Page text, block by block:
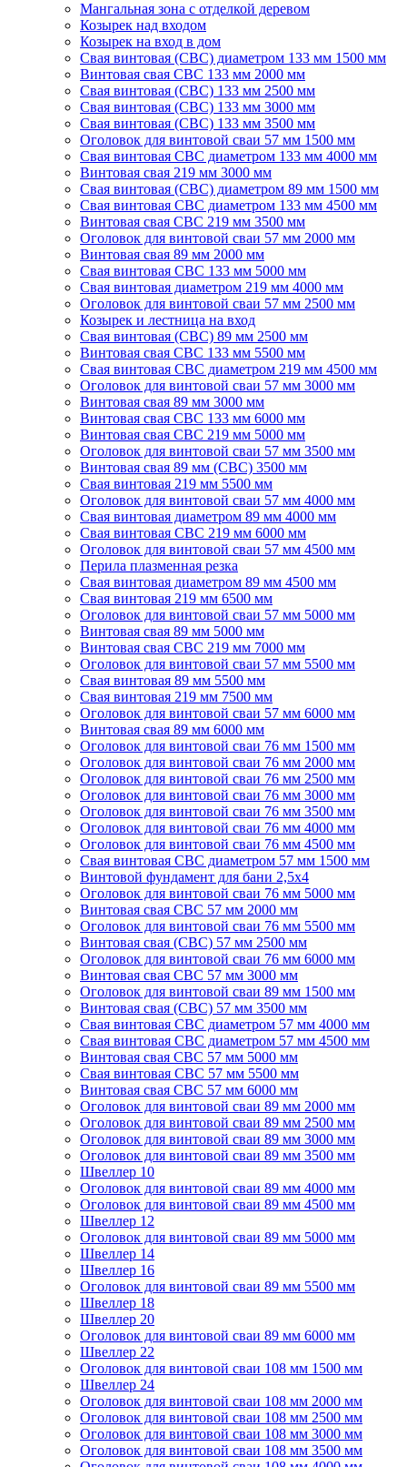
Мангальная зона с отделкой деревом
Козырек над входом
Козырек на вход в дом
Свая винтовая (СВС) диаметром 133 мм 1500 мм
Винтовая свая СВС 133 мм 2000 мм
Свая винтовая (СВС) 133 мм 2500 мм
Свая винтовая (СВС) 133 мм 3000 мм
Свая винтовая (СВС) 133 мм 3500 мм
Оголовок для винтовой сваи 57 мм 1500 мм
Свая винтовая СВС диаметром 133 мм 4000 мм
Винтовая свая 219 мм 3000 мм
Свая винтовая (СВС) диаметром 89 мм 1500 мм
Свая винтовая СВС диаметром 133 мм 4500 мм
Винтовая свая СВС 219 мм 3500 мм
Оголовок для винтовой сваи 57 мм 2000 мм
Винтовая свая 89 мм 2000 мм
Свая винтовая СВС 133 мм 5000 мм
Свая винтовая диаметром 219 мм 4000 мм
Оголовок для винтовой сваи 57 мм 2500 мм
Козырек и лестница на вход
Свая винтовая (СВС) 89 мм 2500 мм
Винтовая свая СВС 133 мм 5500 мм
Свая винтовая СВС диаметром 219 мм 4500 мм
Оголовок для винтовой сваи 57 мм 3000 мм
Винтовая свая 89 мм 3000 мм
Винтовая свая СВС 133 мм 6000 мм
Винтовая свая СВС 219 мм 5000 мм
Оголовок для винтовой сваи 57 мм 3500 мм
Винтовая свая 89 мм (СВС) 3500 мм
Свая винтовая 219 мм 5500 мм
Оголовок для винтовой сваи 57 мм 4000 мм
Свая винтовая диаметром 89 мм 4000 мм
Свая винтовая СВС 219 мм 6000 мм
Оголовок для винтовой сваи 57 мм 4500 мм
Перила плазменная резка
Свая винтовая диаметром 89 мм 4500 мм
Свая винтовая 219 мм 6500 мм
Оголовок для винтовой сваи 57 мм 5000 мм
Винтовая свая 89 мм 5000 мм
Винтовая свая СВС 219 мм 7000 мм
Оголовок для винтовой сваи 57 мм 5500 мм
Свая винтовая 89 мм 5500 мм
Свая винтовая 219 мм 7500 мм
Оголовок для винтовой сваи 57 мм 6000 мм
Винтовая свая 89 мм 6000 мм
Оголовок для винтовой сваи 76 мм 1500 мм
Оголовок для винтовой сваи 76 мм 2000 мм
Оголовок для винтовой сваи 76 мм 2500 мм
Оголовок для винтовой сваи 76 мм 3000 мм
Оголовок для винтовой сваи 76 мм 3500 мм
Оголовок для винтовой сваи 76 мм 4000 мм
Оголовок для винтовой сваи 76 мм 4500 мм
Свая винтовая СВС диаметром 57 мм 1500 мм
Винтовой фундамент для бани 2,5х4
Оголовок для винтовой сваи 76 мм 5000 мм
Винтовая свая СВС 57 мм 2000 мм
Оголовок для винтовой сваи 76 мм 5500 мм
Винтовая свая (СВС) 57 мм 2500 мм
Оголовок для винтовой сваи 76 мм 6000 мм
Винтовая свая СВС 57 мм 3000 мм
Оголовок для винтовой сваи 89 мм 1500 мм
Винтовая свая (СВС) 57 мм 3500 мм
Свая винтовая СВС диаметром 57 мм 4000 мм
Свая винтовая СВС диаметром 57 мм 4500 мм
Винтовая свая СВС 57 мм 5000 мм
Свая винтовая СВС 57 мм 5500 мм
Винтовая свая СВС 57 мм 6000 мм
Оголовок для винтовой сваи 89 мм 2000 мм
Оголовок для винтовой сваи 89 мм 2500 мм
Оголовок для винтовой сваи 89 мм 3000 мм
Оголовок для винтовой сваи 89 мм 3500 мм
Швеллер 10
Оголовок для винтовой сваи 89 мм 4000 мм
Оголовок для винтовой сваи 89 мм 4500 мм
Швеллер 12
Оголовок для винтовой сваи 89 мм 5000 мм
Швеллер 14
Швеллер 16
Оголовок для винтовой сваи 89 мм 5500 мм
Швеллер 18
Швеллер 20
Оголовок для винтовой сваи 89 мм 6000 мм
Швеллер 22
Оголовок для винтовой сваи 108 мм 1500 мм
Швеллер 24
Оголовок для винтовой сваи 108 мм 2000 мм
Оголовок для винтовой сваи 108 мм 2500 мм
Оголовок для винтовой сваи 108 мм 3000 мм
Оголовок для винтовой сваи 108 мм 3500 мм